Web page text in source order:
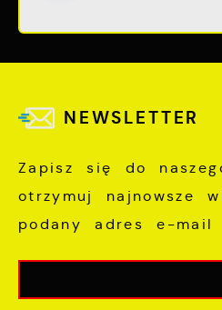
NEWSLETTER
Zapisz się do
otrzymuj najnowsze
podany adres e-mail